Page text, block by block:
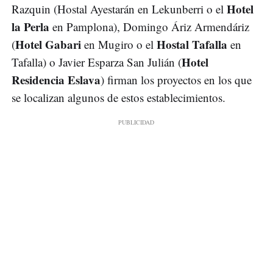
Razquin (Hostal Ayestarán en Lekunberri o el Hotel
la Perla en Pamplona), Domingo Áriz Armendáriz
(Hotel Gabari en Mugiro o el Hostal Tafalla en
Tafalla) o Javier Esparza San Julián (Hotel
Residencia Eslava) firman los proyectos en los que
se localizan algunos de estos establecimientos.